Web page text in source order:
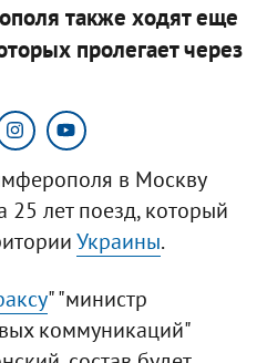
также ходят еще
пролегает через
в Москву
25 лет поезд, который
Украины.
" "министр
коммуникаций"